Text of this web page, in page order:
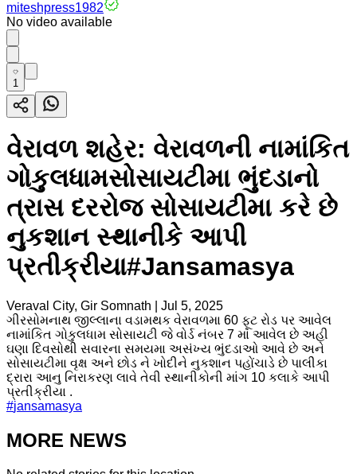
miteshpress1982
No video available
1
વેરાવળ શહેર: વેરાવળની નામાંકિત
ગોકુલધામસોસાયટીમા ભુંદડાનો
ત્રાસ દરરોજ સોસાયટીમા કરે છે
નુકશાન સ્થાનીકે આપી
પ્રતીક્રીયા#Jansamasya
Veraval City, Gir Somnath
Jul 5, 2025
ગીરસોમનાથ જીલ્લાના વડામથક વેરાવળમા 60 ફૂટ રોડ પર આવેલ
નામાંકિત ગોકુલધામ સોસાયટી જે વોર્ડ નંબર 7 મા આવેલ છે અહી
ઘણા દિવસોથી સવારના સમયમા અસંખ્ય ભુંદડાઓ આવે છે અને
સોસાયટીમા વૃક્ષ અને છોડ ને ખોદીને નુકશાન પહોંચાડે છે પાલીકા
દ્રારા આનુ નિરાકરણ લાવે તેવી સ્થાનીકોની માંગ 10 કલાકે આપી
પ્રતીક્રીયા .
#jansamasya
MORE NEWS